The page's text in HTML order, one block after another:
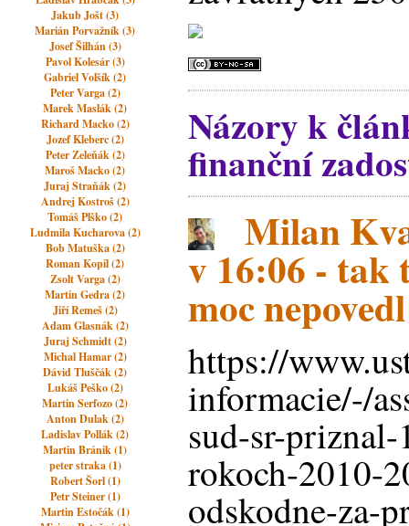
Jakub Jošt (3)
Marián Porvažník (3)
Josef Šilhán (3)
Pavol Kolesár (3)
Gabriel Volšík (2)
Peter Varga (2)
Marek Maslák (2)
Richard Macko (2)
Jozef Kleberc (2)
Peter Zeleňák (2)
Maroš Macko (2)
Juraj Straňák (2)
Andrej Kostroš (2)
Tomáš Plško (2)
Ludmila Kucharova (2)
Bob Matuška (2)
Roman Kopil (2)
Zsolt Varga (2)
Martin Gedra (2)
Jiří Remeš (2)
Adam Glasnák (2)
Juraj Schmidt (2)
Michal Hamar (2)
Dávid Tluščák (2)
Lukáš Peško (2)
Martin Serfozo (2)
Anton Dulak (2)
Ladislav Pollák (2)
Martin Bránik (1)
peter straka (1)
Robert Šorl (1)
Petr Steiner (1)
Martin Estočák (1)
Názory k
finanční
Milan
v 16:06 - tak
moc
https://
informacie/-/
sud-sr-
rokoch-2010-
odskodne-za-